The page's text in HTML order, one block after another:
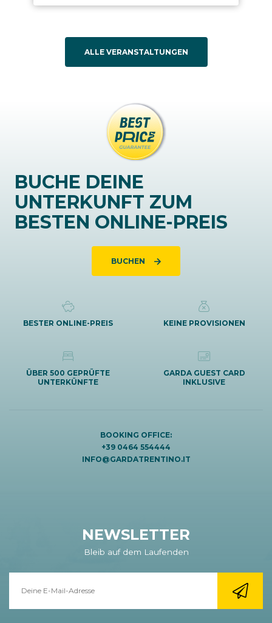
ALLE VERANSTALTUNGEN
BUCHE DEINE
UNTERKUNFT ZUM
BESTEN ONLINE-PREIS
BUCHEN
BESTER ONLINE-PREIS KEINE PROVISIONEN
ÜBER 500 GEPRÜFTE
UNTERKÜNFTE
GARDA GUEST CARD
INKLUSIVE
BOOKING OFFICE:
+39 0464 554444
INFO@GARDATRENTINO.IT
NEWSLETTER
Bleib auf dem Laufenden